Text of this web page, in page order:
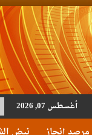
أغسطس 07, 2026